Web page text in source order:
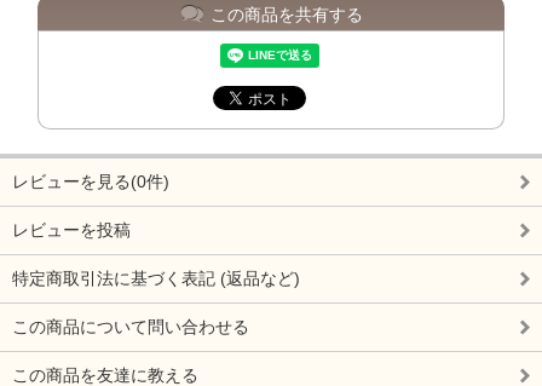
この商品を共有する
レビューを見る(0件)
レビューを投稿
特定商取引法に基づく表記 (返品など)
この商品について問い合わせる
この商品を友達に教える